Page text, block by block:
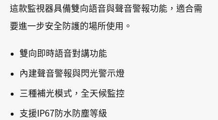
這款監視器具備雙向語音與聲音警報功能，適合需
要進一步安全防護的場所使用。
雙向即時語音對講功能
內建聲音警報與閃光警示燈
三種補光模式，全天候監控
支援IP67防水防塵等級